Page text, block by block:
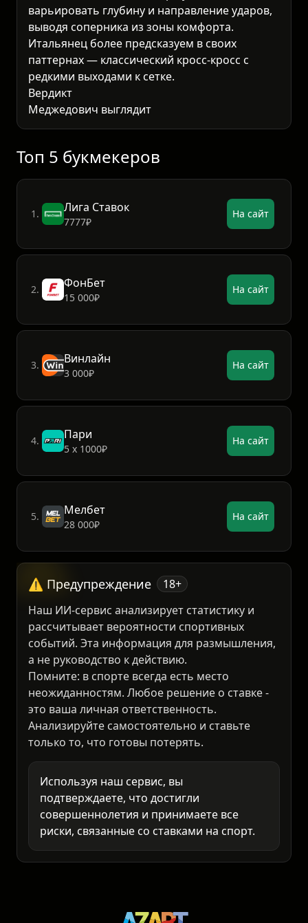
варьировать глубину и направление ударов,
выводя соперника из зоны комфорта.
Итальянец более предсказуем в своих
паттернах — классический кросс-кросс с
редкими выходами к сетке.
Вердикт
Меджедович выглядит фаворитом благодаря
более разнообразному арсеналу и
Топ 5 букмекеров
1.
7777₽
На сайт
2.
15 000₽
На сайт
3.
3 000₽
На сайт
4.
5 х 1000₽
На сайт
5. На сайт
⚠️ Предупреждение
18+
Наш ИИ-сервис анализирует статистику и
рассчитывает вероятности спортивных
событий. Эта информация для размышления,
а не руководство к действию.
Помните: в спорте всегда есть место
неожиданностям. Любое решение о ставке -
это ваша личная ответственность.
Анализируйте самостоятельно и ставьте
только то, что готовы потерять.
Используя наш сервис, вы
подтверждаете, что достигли
совершеннолетия и принимаете все
риски, связанные со ставками на спорт.